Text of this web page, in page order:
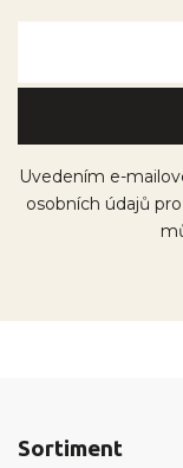
Uvedením e-
osobních údajů
Sortiment